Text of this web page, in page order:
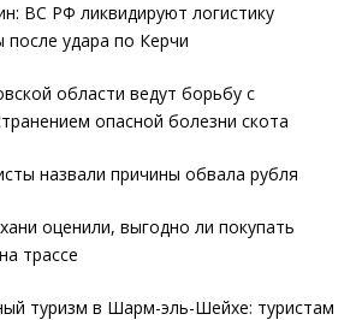
ВС РФ ликвидируют логистику
после удара по Керчи
области ведут борьбу с
опасной болезни скота
назвали причины обвала рубля
оценили, выгодно ли покупать
трассе
туризм в Шарм-эль-Шейхе: туристам